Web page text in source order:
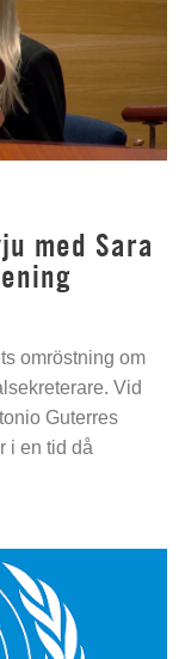
med Sara
omröstning om
Vid
Guterres
i en tid då